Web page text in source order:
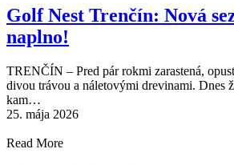
Golf Nest Trenčín: Nová
naplno!
TRENČÍN – Pred pár rokmi zarastená,
divou trávou a náletovými drevinami. Dnes
kam…
25. mája 2026
Read More